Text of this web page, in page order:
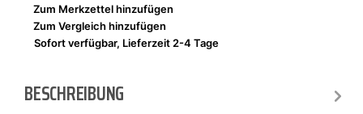
Zum Merkzettel hinzufügen
Zum Vergleich hinzufügen
Sofort verfügbar, Lieferzeit 2-4 Tage
BESCHREIBUNG